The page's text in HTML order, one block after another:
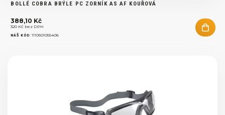
BOLLÉ COBRA BRÝLE PC ZORNÍK AS AF KOUŘOVÁ
388,10 Kč
320 Kč bez DPH
NÁŠ KÓD:1110501055406